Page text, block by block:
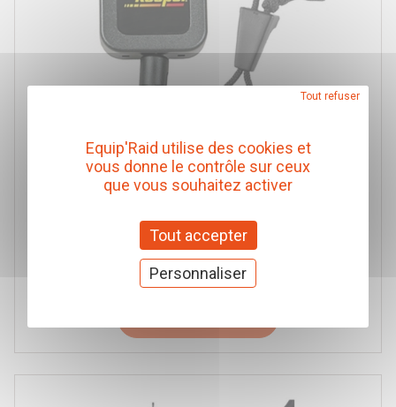
DÉROULEUR AUTO FIXATION POUR MICROPHONE
(Prix pour 1 Pièce)
Equip'Raid utilise des cookies et
vous donne le contrôle sur ceux
que vous souhaitez activer
Tout accepter
Tout refuser
Personnaliser